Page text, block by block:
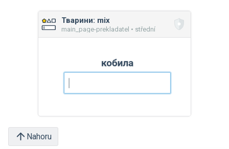
Тварини: mix
main_page-prekladatel • střední
Nahoru